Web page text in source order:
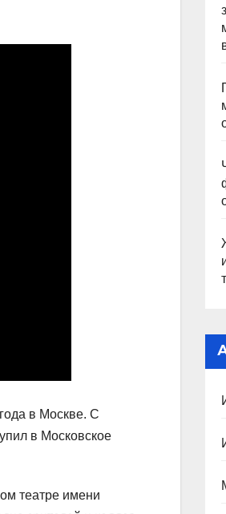
в Москве. С
в Московское
театре имени